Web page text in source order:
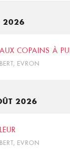
2026
COPAINS À
EVRON
2026
EVRON